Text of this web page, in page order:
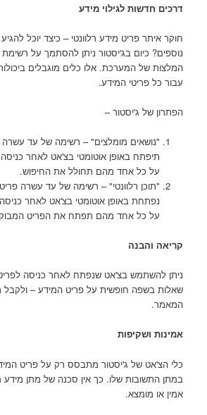
דרכים חדשות לגילוי מידע
חוקר איתר פריט מידע רלוונטי – כיצד יוכל
נוספים? כיום בג'יסטור ניתן להסתמך על
המלצות של המערכת. אלו כלים מוגבלים
עבור כל פריטי המידע.
הפתרון של ג'יסטור –
"נושאים מומלצים" – רשימה של עד עשרה
תיפתח באופן אוטומטי בצ'אט לאחר
על כל אחד מהם תחולל את החיפוש.
"תוכן רלוונטי" – רשימה של עד עשרה
נפתחת באופן אוטומטי בצ'אט לאחר
על כל אחד מהם תפתח את הפריט
קריאה והבנה
ניתן להשתמש בצ'אט שנפתח לאחר כניסה
שאלות בשפה חופשית על פריט המידע –
המאמר.
אמינות ושקיפות
כלי הצ'אט של ג'יסטור מתבסס רק על פריט
במתן התשובות שלו. כך אין סכנה של מתן
אמין או מומצא.